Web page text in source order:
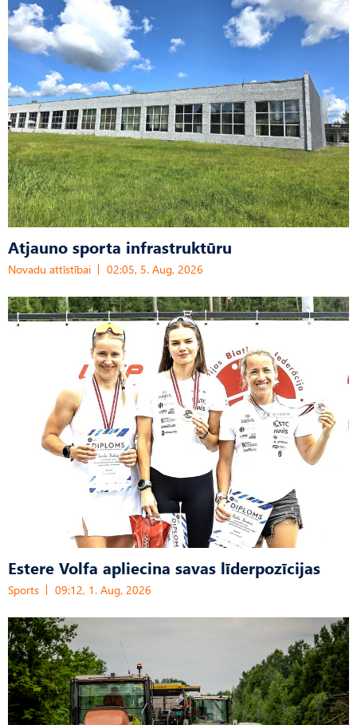
Atjauno sporta infrastruktūru
Novadu attīstībai 02:05, 5. Aug, 2026
Estere Volfa apliecina savas līderpozīcijas
Sports 09:12, 1. Aug, 2026